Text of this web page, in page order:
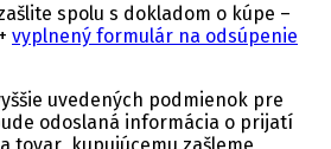
s dokladom o kúpe –
vyplnený formulár na odsúpenie
uvedených podmienok pre
odoslaná informácia o prijatí